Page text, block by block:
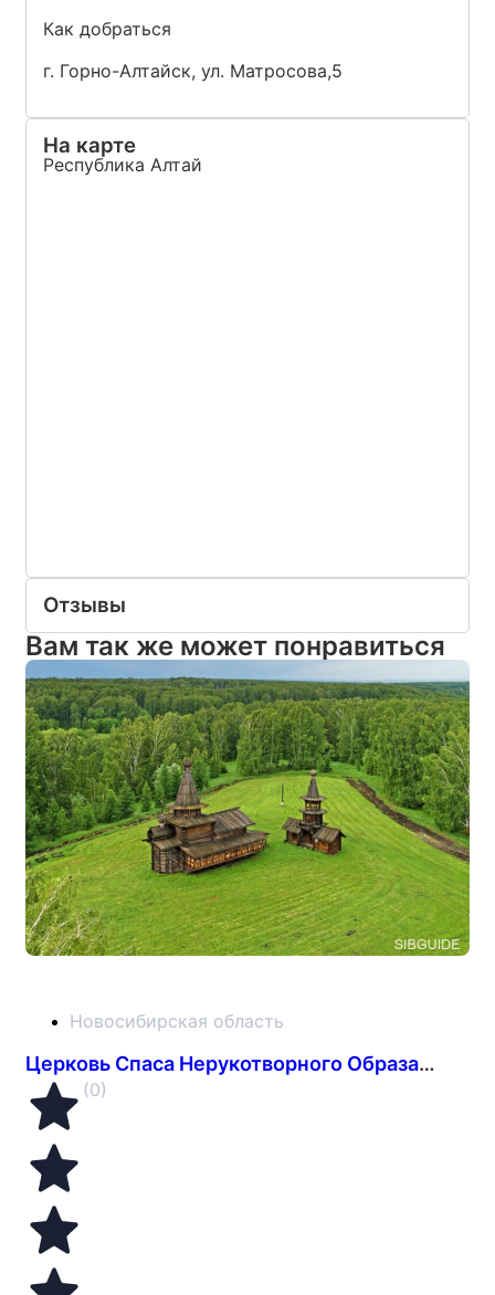
Как добраться
г. Горно-Алтайск, ул. Матросова,5
На карте
Республика Алтай
Отзывы
Вам так же может понравиться
Новосибирская область
Церковь Спаса Нерукотворного Образа из Зашиверска
(0)